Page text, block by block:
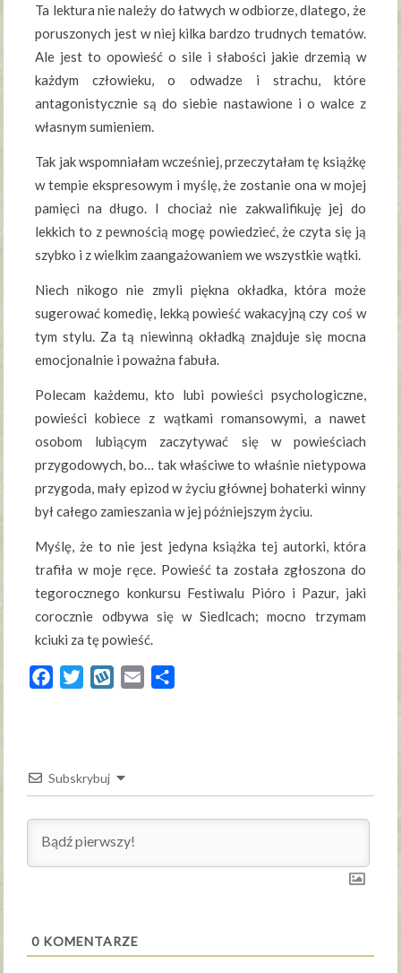
Ta lektura nie należy do łatwych w odbiorze, dlatego, że
poruszonych jest w niej kilka bardzo trudnych tematów.
Ale jest to opowieść o sile i słabości jakie drzemią w
każdym człowieku, o odwadze i strachu, które
antagonistycznie są do siebie nastawione i o walce z
własnym sumieniem.
Tak jak wspomniałam wcześniej, przeczytałam tę książkę
w tempie ekspresowym i myślę, że zostanie ona w mojej
pamięci na długo. I chociaż nie zakwalifikuję jej do
lekkich to z pewnością mogę powiedzieć, że czyta się ją
szybko i z wielkim zaangażowaniem we wszystkie wątki.
Niech nikogo nie zmyli piękna okładka, która może
sugerować komedię, lekką powieść wakacyjną czy coś w
tym stylu. Za tą niewinną okładką znajduje się mocna
emocjonalnie i poważna fabuła.
Polecam każdemu, kto lubi powieści psychologiczne,
powieści kobiece z wątkami romansowymi, a nawet
osobom lubiącym zaczytywać się w powieściach
przygodowych, bo… tak właściwe to właśnie nietypowa
przygoda, mały epizod w życiu głównej bohaterki winny
był całego zamieszania w jej późniejszym życiu.
Myślę, że to nie jest jedyna książka tej autorki, która
trafiła w moje ręce. Powieść ta została zgłoszona do
tegorocznego konkursu Festiwalu Pióro i Pazur, jaki
corocznie odbywa się w Siedlcach; mocno trzymam
kciuki za tę powieść.
FacebookTwitterWykopEmail
Subskrybuj
0 KOMENTARZE